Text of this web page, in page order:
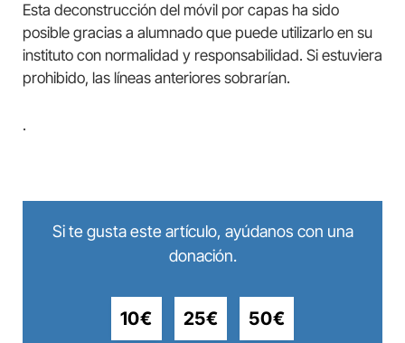
Esta deconstrucción del móvil por capas ha sido
posible gracias a alumnado que puede utilizarlo en su
instituto con normalidad y responsabilidad. Si estuviera
prohibido, las líneas anteriores sobrarían.
.
Si te gusta este artículo, ayúdanos con una
donación.
10€ 25€ 50€